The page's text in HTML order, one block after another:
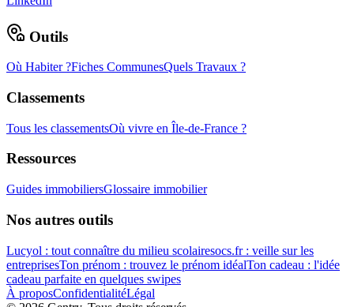
Outils
Où Habiter ?Fiches CommunesQuels Travaux ?
Classements
Tous les classementsOù vivre en Île-de-France ?
Ressources
Guides immobiliersGlossaire immobilier
Nos autres outils
Lucyol : tout connaître du milieu scolairesocs.fr : veille sur les
entreprisesTon prénom : trouvez le prénom idéalTon cadeau : l'idée
cadeau parfaite en quelques swipes
À proposConfidentialitéLégal